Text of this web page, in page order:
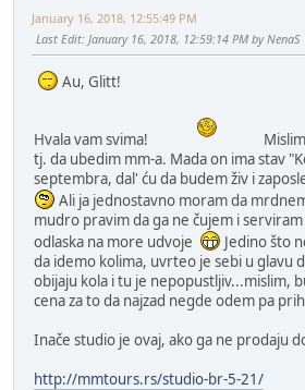
January 16, 2018, 12:55:49 PM
Last Edit: January 16, 2018, 12:59:14 PM by NenaS
Au, Glitt!
Hvala vam svima!
tj. da ubedim mm-a. Mada on ima stav
septembra, dal' ću da budem živ i
Ali ja jednostavno moram da
mudro pravim da ga ne čujem i
odlaska na more udvoje
Jedino što
da idemo kolima, uvrteo je sebi u glavu
obijaju kola i tu je nepopustljiv...mislim,
cena za to da najzad negde odem pa
Inače studio je ovaj, ako ga ne prodaju
http://mmtours.rs/studio-br-5-21/